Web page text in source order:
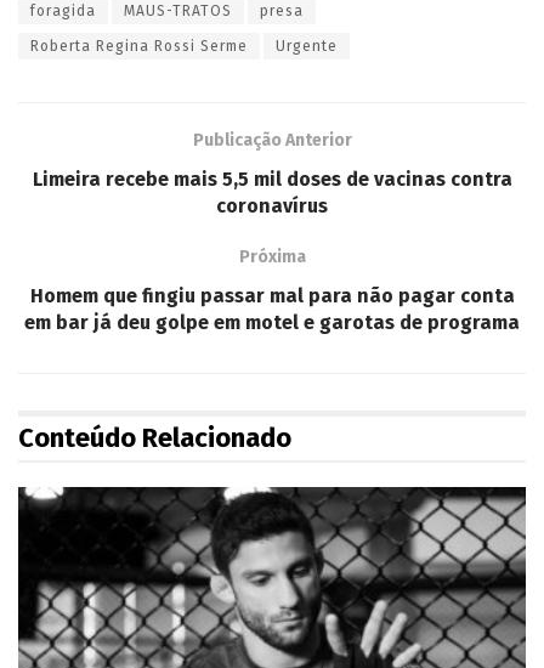
foragida MAUS-TRATOS presa
Roberta Regina Rossi Serme Urgente
Publicação Anterior
Limeira recebe mais 5,5 mil doses de vacinas contra
coronavírus
Próxima
Homem que fingiu passar mal para não pagar conta
em bar já deu golpe em motel e garotas de programa
Conteúdo Relacionado